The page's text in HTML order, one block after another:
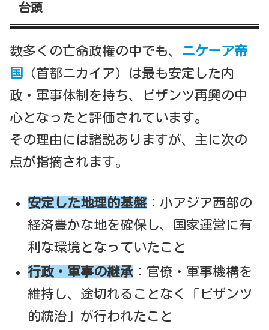
台頭
数多くの亡命政権の中でも、 ニケーア帝
国
（首都ニカイア）は最も安定した内
政・軍事体制を持ち、ビザンツ再興の中
心となったと評価されています。
その理由には諸説ありますが、主に次の
点が指摘されます。
安定した地理的基盤 ：小アジア西部の
経済豊かな地を確保し、国家運営に有
利な環境となっていたこと
行政・軍事の継承 ：官僚・軍事機構を
維持し、途切れることなく「ビザンツ
的統治」が行われたこと